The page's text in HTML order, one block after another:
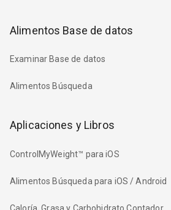
Alimentos Base de datos
Examinar Base de datos
Alimentos Búsqueda
Aplicaciones y Libros
ControlMyWeight™ para iOS
Alimentos Búsqueda para iOS / Android
Caloría, Grasa y Carbohidrato Contador